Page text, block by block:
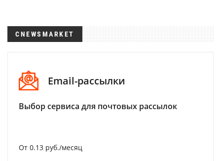
CNEWSMARKET
Email-рассылки
Выбор сервиса для почтовых рассылок
От 0.13 руб./месяц